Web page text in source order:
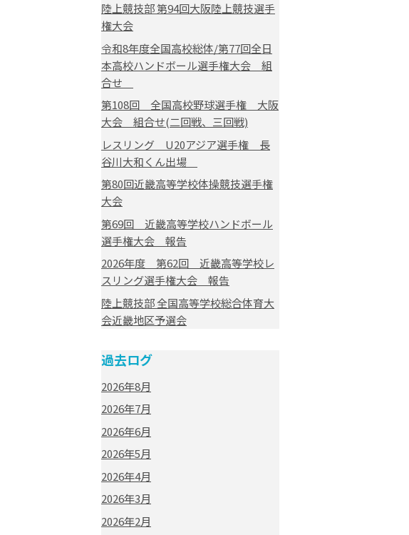
陸上競技部 第94回大阪陸上競技選手
権大会
令和8年度全国高校総体/第77回全日
本高校ハンドボール選手権大会 組
合せ
第108回 全国高校野球選手権 大阪
大会 組合せ(二回戦、三回戦)
レスリング U20アジア選手権 長
谷川大和くん出場
第80回近畿高等学校体操競技選手権
大会
第69回 近畿高等学校ハンドボール
選手権大会 報告
2026年度 第62回 近畿高等学校レ
スリング選手権大会 報告
陸上競技部 全国高等学校総合体育大
会近畿地区予選会
過去ログ
2026年8月
2026年7月
2026年6月
2026年5月
2026年4月
2026年3月
2026年2月